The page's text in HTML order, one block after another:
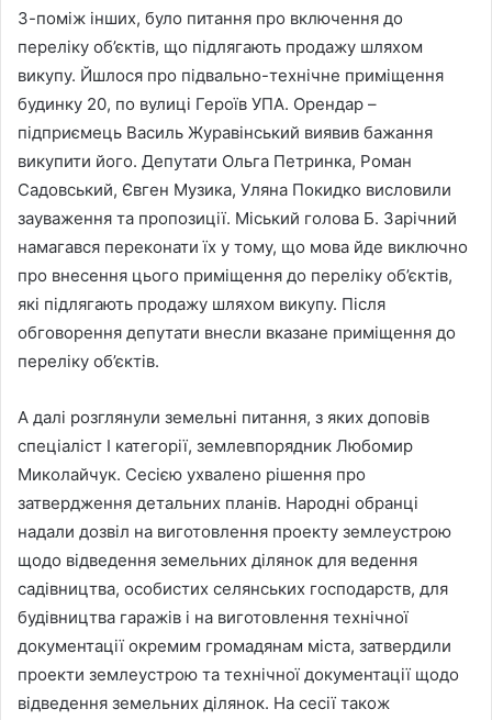
З-поміж інших, було питання про включення до
переліку об’єктів, що підлягають продажу шляхом
викупу. Йшлося про підвально-технічне приміщення
будинку 20, по вулиці Героїв УПА. Орендар –
підприємець Василь Журавінський виявив бажання
викупити його. Депутати Ольга Петринка, Роман
Садовський, Євген Музика, Уляна Покидко висловили
зауваження та пропозиції. Міський голова Б. Зарічний
намагався переконати їх у тому, що мова йде виключно
про внесення цього приміщення до переліку об’єктів,
які підлягають продажу шляхом викупу. Після
обговорення депутати внесли вказане приміщення до
переліку об’єктів.
А далі розглянули земельні питання, з яких доповів
спеціаліст І категорії, землевпорядник Любомир
Миколайчук. Сесією ухвалено рішення про
затвердження детальних планів. Народні обранці
надали дозвіл на виготовлення проекту землеустрою
щодо відведення земельних ділянок для ведення
садівництва, особистих селянських господарств, для
будівництва гаражів і на виготовлення технічної
документації окремим громадянам міста, затвердили
проекти землеустрою та технічної документації щодо
відведення земельних ділянок. На сесії також